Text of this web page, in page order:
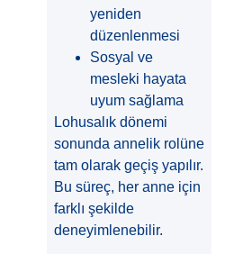
yeniden
düzenlenmesi
Sosyal ve
mesleki hayata
uyum sağlama
Lohusalık dönemi
sonunda annelik rolüne
tam olarak geçiş yapılır.
Bu süreç, her anne için
farklı şekilde
deneyimlenebilir.